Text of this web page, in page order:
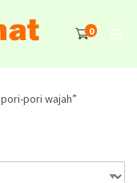
0
pori wajah”